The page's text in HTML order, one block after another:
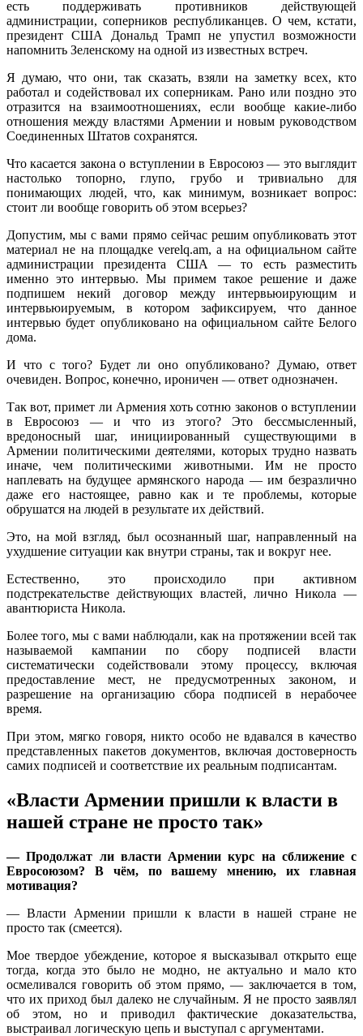
есть поддерживать противников действующей
администрации, соперников республиканцев. О чем, кстати,
президент США Дональд Трамп не упустил возможности
напомнить Зеленскому на одной из известных встреч.
Я думаю, что они, так сказать, взяли на заметку всех, кто
работал и содействовал их соперникам. Рано или поздно это
отразится на взаимоотношениях, если вообще какие-либо
отношения между властями Армении и новым руководством
Соединенных Штатов сохранятся.
Что касается закона о вступлении в Евросоюз — это выглядит
настолько топорно, глупо, грубо и тривиально для
понимающих людей, что, как минимум, возникает вопрос:
стоит ли вообще говорить об этом всерьез?
Допустим, мы с вами прямо сейчас решим опубликовать этот
материал не на площадке verelq.am, а на официальном сайте
администрации президента США — то есть разместить
именно это интервью. Мы примем такое решение и даже
подпишем некий договор между интервьюирующим и
интервьюируемым, в котором зафиксируем, что данное
интервью будет опубликовано на официальном сайте Белого
дома.
И что с того? Будет ли оно опубликовано? Думаю, ответ
очевиден. Вопрос, конечно, ироничен — ответ однозначен.
Так вот, примет ли Армения хоть сотню законов о вступлении
в Евросоюз — и что из этого? Это бессмысленный,
вредоносный шаг, инициированный существующими в
Армении политическими деятелями, которых трудно назвать
иначе, чем политическими животными. Им не просто
наплевать на будущее армянского народа — им безразлично
даже его настоящее, равно как и те проблемы, которые
обрушатся на людей в результате их действий.
Это, на мой взгляд, был осознанный шаг, направленный на
ухудшение ситуации как внутри страны, так и вокруг нее.
Естественно, это происходило при активном
подстрекательстве действующих властей, лично Никола —
авантюриста Никола.
Более того, мы с вами наблюдали, как на протяжении всей так
называемой кампании по сбору подписей власти
систематически содействовали этому процессу, включая
предоставление мест, не предусмотренных законом, и
разрешение на организацию сбора подписей в нерабочее
время.
При этом, мягко говоря, никто особо не вдавался в качество
представленных пакетов документов, включая достоверность
самих подписей и соответствие их реальным подписантам.
«Власти Армении пришли к власти в
нашей стране не просто так»
— Продолжат ли власти Армении курс на сближение с
Евросоюзом? В чём, по вашему мнению, их главная
мотивация?
— Власти Армении пришли к власти в нашей стране не
просто так (смеется).
Мое твердое убеждение, которое я высказывал открыто еще
тогда, когда это было не модно, не актуально и мало кто
осмеливался говорить об этом прямо, — заключается в том,
что их приход был далеко не случайным. Я не просто заявлял
об этом, но и приводил фактические доказательства,
выстраивал логическую цепь и выступал с аргументами.